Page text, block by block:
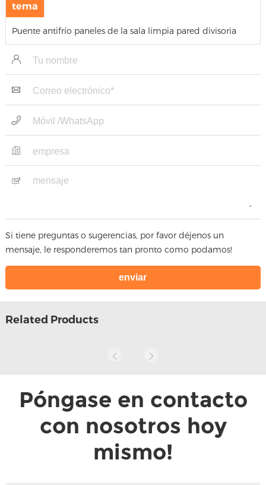
tema
Puente antifrío paneles de la sala limpia pared divisoria
para el techo
Si tiene preguntas o sugerencias, por favor déjenos un
mensaje, le responderemos tan pronto como podamos!
Related Products
Póngase en contacto
con nosotros hoy
mismo!